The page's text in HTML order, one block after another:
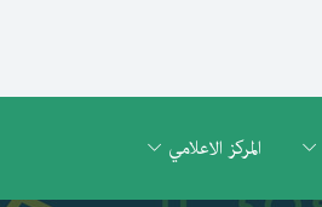
المركز الاعلامي